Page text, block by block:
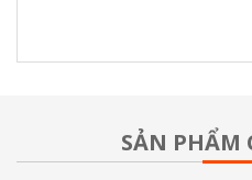
SẢN PHẨM